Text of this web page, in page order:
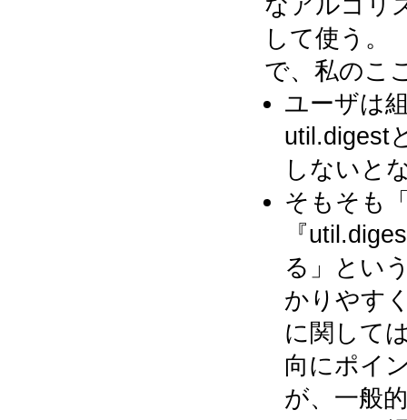
して使う。
で、私のこ
ユーザは
util.digest
しないと
そもそも
『
る」とい
かりやす
に関して
向にポイ
が、一般